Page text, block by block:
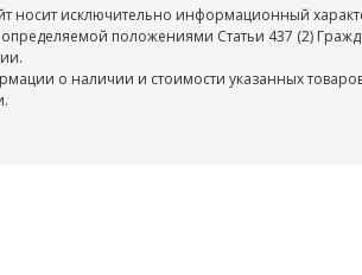
носит исключительно информационный
положениями Статьи 437 (2)
о наличии и стоимости указанных